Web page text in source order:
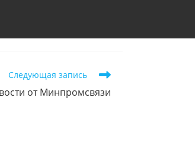
Следующая запись
от Минпромсвязи